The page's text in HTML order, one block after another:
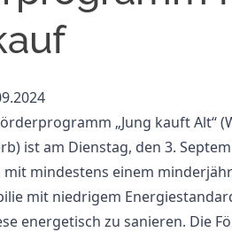
„Jung kauft Alt“
ist am Dienstag, den 3.
mit mindestens einem
mit niedrigem
energetisch zu sanieren. Die